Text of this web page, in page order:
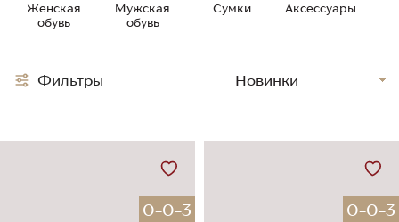
Женская
обувь
Мужская
обувь
Сумки Аксессуары
0-0-3 0-0-3
Фильтры